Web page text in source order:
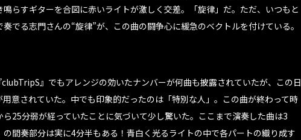
らすギターを合図に赤いライトが激しく交差。「旋律」だ。ただ、いつもと
でる志門さんの“旋律”が、この曲の闘争心に緩急のベクトルを付けている。
』でもアレンジの効いたナンバーが何曲も披露されていたが、この日
意されていた。中でも印象的だったのは「特別な人」。この曲が終わって時
25分弱が経っていたことに気づいて少し驚いた。ここまで演奏した曲は3
間奏部分は実に4分半もある！青白く光るライトの中で各パートの織り成す